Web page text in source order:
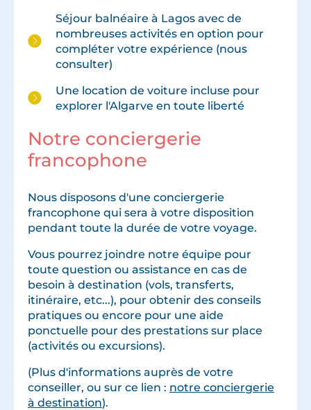
​​Séjour balnéaire à Lagos avec de
nombreuses activités en option pour
compléter votre expérience (nous
consulter)
​Une location de voiture incluse pour
explorer l​'​Algarve en toute liberté
Notre conciergerie
francophone
Nous disposons d'une conciergerie
francophone qui sera à votre disposition
pendant toute la durée de votre voyage.
Vous pourrez joindre notre équipe pour
toute question ou assistance en cas de
besoin à destination (vols, transferts,
itinéraire, etc...), pour obtenir des conseils
pratiques ou encore pour une aide
ponctuelle pour des prestations sur place
(activités ou excursions).
(Plus d'informations auprès de votre
conseiller, ou sur ce lien : notre conciergerie
à destination).